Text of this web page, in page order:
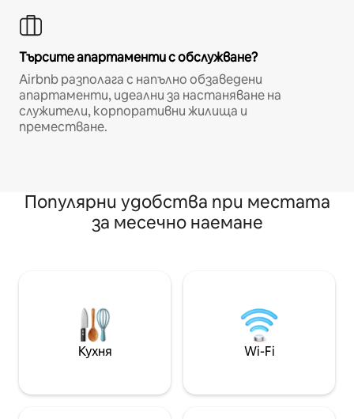
Търсите апартаменти с обслужване?
Airbnb разполага с напълно обзаведени
апартаменти, идеални за настаняване на
служители, корпоративни жилища и
преместване.
Популярни удобства при местата
за месечно наемане
Кухня Wi-Fi